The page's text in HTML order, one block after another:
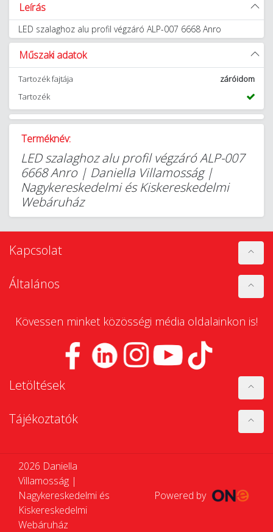
Leírás
LED szalaghoz alu profil végzáró ALP-007 6668 Anro
Műszaki adatok
Tartozék fajtája
záróidom
Tartozék
Terméknév:
LED szalaghoz alu profil végzáró ALP-007
6668 Anro | Daniella Villamosság |
Nagykereskedelmi és Kiskereskedelmi
Webáruház
Kapcsolat
Általános
Kövessen minket közösségi média oldalainkon is!
Letöltések
Tájékoztatók
2026 Daniella
Villamosság |
Nagykereskedelmi és
Kiskereskedelmi
Webáruház
Powered by